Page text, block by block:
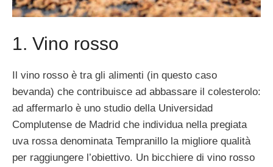
1. Vino rosso
Il vino rosso è tra gli alimenti (in questo caso
bevanda) che contribuisce ad abbassare il colesterolo:
ad affermarlo è uno studio della Universidad
Complutense de Madrid che individua nella pregiata
uva rossa denominata Tempranillo la migliore qualità
per raggiungere l’obiettivo. Un bicchiere di vino rosso